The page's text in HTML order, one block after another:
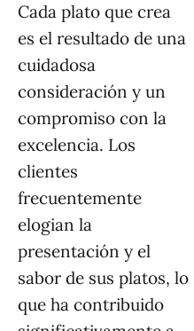
Cada plato que crea
es el resultado de una
cuidadosa
consideración y un
compromiso con la
excelencia. Los
clientes
frecuentemente
elogian la
presentación y el
sabor de sus platos, lo
que ha contribuido